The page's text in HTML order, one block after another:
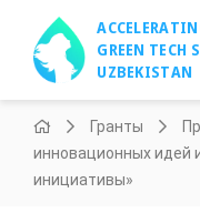
GREEN TECH
UZBEKISTAN
Гранты
инновационных идей
инициативы»